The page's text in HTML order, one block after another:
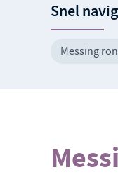
Snel
Messing